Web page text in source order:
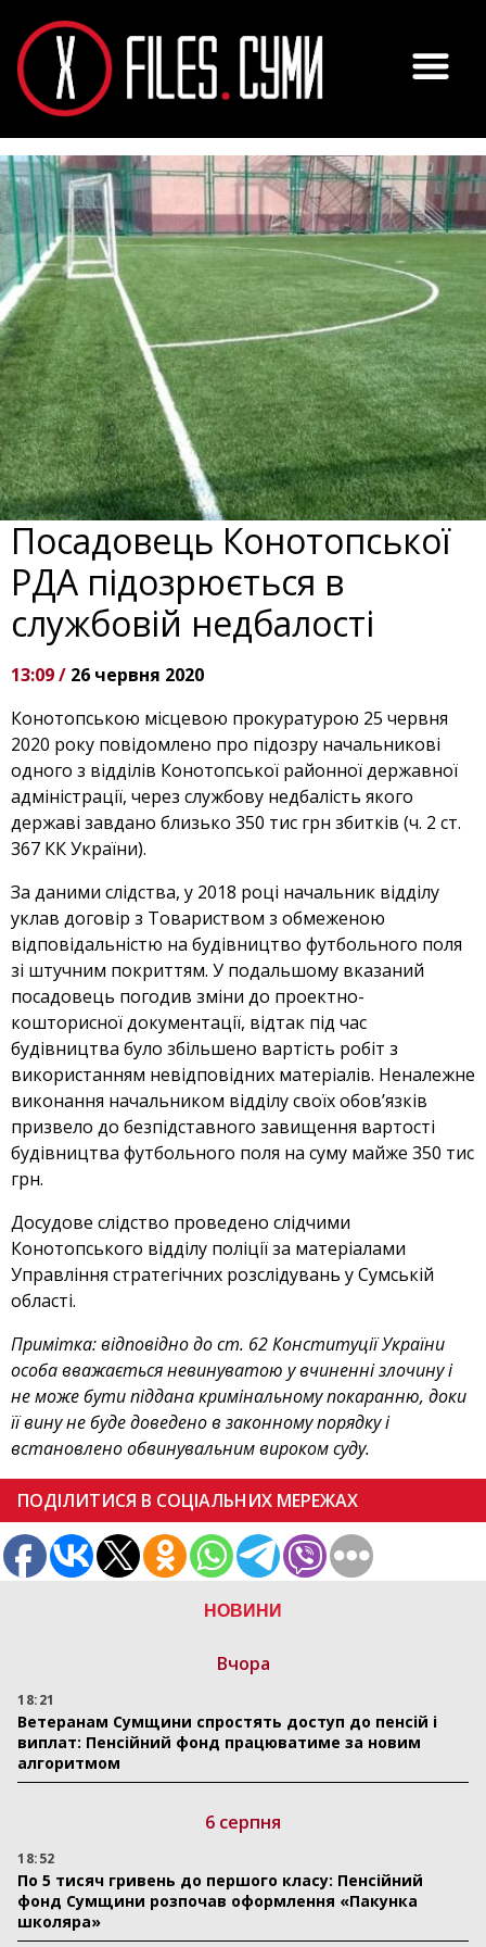
НОВИНИ
Вчора
18:21
Ветеранам Сумщини спростять доступ до пенсій і
виплат: Пенсійний фонд працюватиме за новим
алгоритмом
6 серпня
18:52
По 5 тисяч гривень до першого класу: Пенсійний
фонд Сумщини розпочав оформлення «Пакунка
школяра»
Посадовець Конотопської
РДА підозрюється в
службовій недбалості
13:09 / 26 червня 2020
Конотопською місцевою прокуратурою 25 червня
2020 року повідомлено про підозру начальникові
одного з відділів Конотопської районної державної
адміністрації, через службову недбалість якого
державі завдано близько 350 тис грн збитків (ч. 2 ст.
367 КК України).
За даними слідства, у 2018 році начальник відділу
уклав договір з Товариством з обмеженою
відповідальністю на будівництво футбольного поля
зі штучним покриттям. У подальшому вказаний
посадовець погодив зміни до проектно-
кошторисної документації, відтак під час
будівництва було збільшено вартість робіт з
використанням невідповідних матеріалів. Неналежне
виконання начальником відділу своїх обов’язків
призвело до безпідставного завищення вартості
будівництва футбольного поля на суму майже 350 тис
грн.
Досудове слідство проведено слідчими
Конотопського відділу поліції за матеріалами
Управління стратегічних розслідувань у Сумській
області.
Примітка:відповідно до ст. 62 Конституції України
особа вважається невинуватою у вчиненні злочину і
не може бути піддана кримінальному покаранню, доки
її вину не буде доведено в законному порядку і
встановлено обвинувальним вироком суду.
ПОДІЛИТИСЯ В СОЦІАЛЬНИХ МЕРЕЖАХ